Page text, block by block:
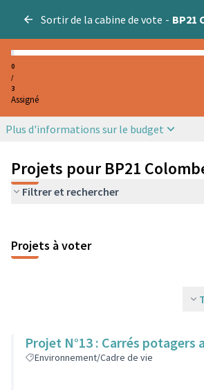
Sortir de la cabine de vote - BP21
0
/
3
Assigné
Plus d'informations sur le budget
Projets pour BP21
Filtrer et rechercher
Projets à voter
Projet N°13 : Carrés potagers
Environnement/Cadre de vie